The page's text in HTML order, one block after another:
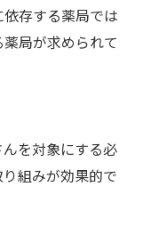
存する薬局では
局が求められて
んを対象にする必
組みが効果的で